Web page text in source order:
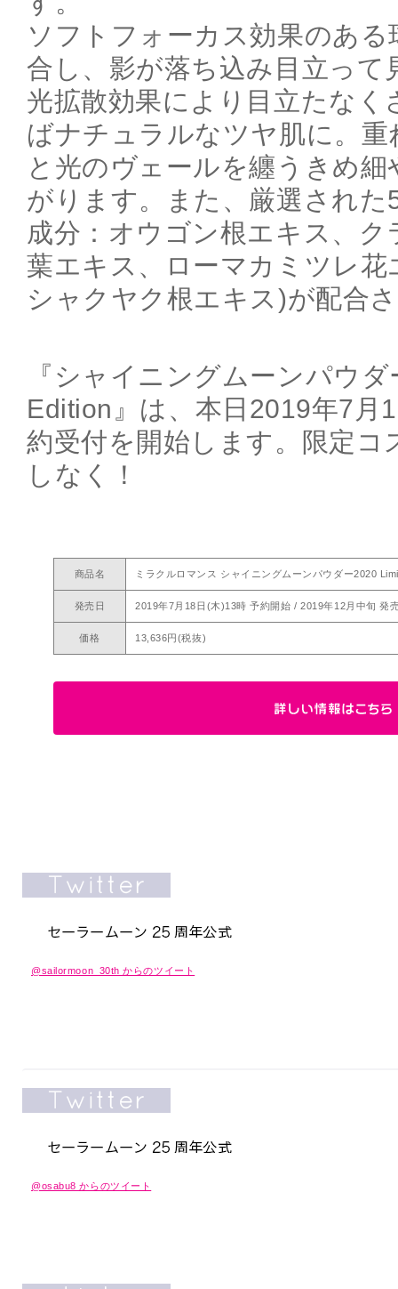
ソフトフォーカス効果のあ
合し、影が落ち込み目立って
光拡散効果により目立たな
ばナチュラルなツヤ肌に。
と光のヴェールを纏うきめ
がります。また、厳選された
成分：オウゴン根エキス、
葉エキス、ローマカミツレ
シャクヤク根エキス)が配合
『シャイニングムーンパウ
Edition』は、本日2019年7月
約受付を開始します。限定コ
しなく！
商品名 ミラクルロマンス シャイニングムーンパウダー2020
発売日 2019年7月18日(木)13時 予約開始 / 2019年12月中旬 発
価格 13,636円(税抜)
@sailormoon_30th からのツイート
@osabu8 からのツイート